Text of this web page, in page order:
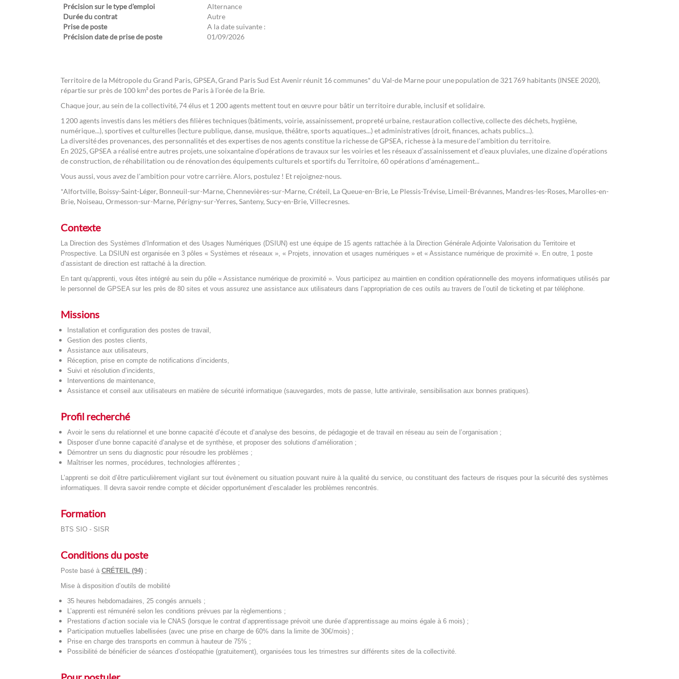
Précision sur le type d'emploi
Alternance
Durée du contrat
Autre
Prise de poste
A la date suivante :
Précision date de prise de poste
01/09/2026
Territoire de la Métropole du Grand Paris, GPSEA, Grand Paris Sud Est Avenir réunit 16 communes* du Val-de Marne pour une population de 321 769 habitants (INSEE 2020),
répartie sur près de 100 km² des portes de Paris à l’orée de la Brie.
Chaque jour, au sein de la collectivité, 74 élus et 1 200 agents mettent tout en œuvre pour bâtir un territoire durable, inclusif et solidaire.
1 200 agents investis dans les métiers des filières techniques (bâtiments, voirie, assainissement, propreté urbaine, restauration collective, collecte des déchets, hygiène,
numérique...), sportives et culturelles (lecture publique, danse, musique, théâtre, sports aquatiques...) et administratives (droit, finances, achats publics...).
La diversité des provenances, des personnalités et des expertises de nos agents constitue la richesse de GPSEA, richesse à la mesure de l'ambition du territoire.
En 2025, GPSEA a réalisé entre autres projets, une soixantaine d’opérations de travaux sur les voiries et les réseaux d’assainissement et d’eaux pluviales, une dizaine d'opérations
de construction, de réhabilitation ou de rénovation des équipements culturels et sportifs du Territoire, 60 opérations d’aménagement...
Vous aussi, vous avez de l'ambition pour votre carrière. Alors, postulez ! Et rejoignez-nous.
*Alfortville, Boissy-Saint-Léger, Bonneuil-sur-Marne, Chennevières-sur-Marne, Créteil, La Queue-en-Brie, Le Plessis-Trévise, Limeil-Brévannes, Mandres-les-Roses, Marolles-en-
Brie, Noiseau, Ormesson-sur-Marne, Périgny-sur-Yerres, Santeny, Sucy-en-Brie, Villecresnes.
Contexte
La Direction des Systèmes d’Information et des Usages Numériques (DSIUN) est une équipe de 15 agents rattachée à la Direction Générale Adjointe Valorisation du Territoire et
Prospective. La DSIUN est organisée en 3 pôles « Systèmes et réseaux », « Projets, innovation et usages numériques » et « Assistance numérique de proximité ». En outre, 1 poste
d’assistant de direction est rattaché à la direction.
En tant qu'apprenti, vous êtes intégré au sein du pôle « Assistance numérique de proximité ». Vous participez au maintien en condition opérationnelle des moyens informatiques utilisés par
le personnel de GPSEA sur les près de 80 sites et vous assurez une assistance aux utilisateurs dans l’appropriation de ces outils au travers de l’outil de ticketing et par téléphone.
Missions
Installation et configuration des postes de travail,
Gestion des postes clients,
Assistance aux utilisateurs,
Réception, prise en compte de notifications d’incidents,
Suivi et résolution d’incidents,
Interventions de maintenance,
Assistance et conseil aux utilisateurs en matière de sécurité informatique (sauvegardes, mots de passe, lutte antivirale, sensibilisation aux bonnes pratiques).
Profil recherché
Avoir le sens du relationnel et une bonne capacité d’écoute et d’analyse des besoins, de pédagogie et de travail en réseau au sein de l’organisation ;
Disposer d’une bonne capacité d’analyse et de synthèse, et proposer des solutions d’amélioration ;
Démontrer un sens du diagnostic pour résoudre les problèmes ;
Maîtriser les normes, procédures, technologies afférentes ;
L’apprenti se doit d’être particulièrement vigilant sur tout évènement ou situation pouvant nuire à la qualité du service, ou constituant des facteurs de risques pour la sécurité des systèmes
informatiques. Il devra savoir rendre compte et décider opportunément d’escalader les problèmes rencontrés.
Formation
BTS SIO - SISR
Conditions du poste
Poste basé à CRÉTEIL (94);
Mise à disposition d’outils de mobilité
35 heures hebdomadaires, 25 congés annuels ;
L’apprenti est rémunéré selon les conditions prévues par la règlementions ;
Prestations d’action sociale via le CNAS (lorsque le contrat d’apprentissage prévoit une durée d’apprentissage au moins égale à 6 mois) ;
Participation mutuelles labellisées (avec une prise en charge de 60% dans la limite de 30€/mois) ;
Prise en charge des transports en commun à hauteur de 75% ;
Possibilité de bénéficier de séances d’ostéopathie (gratuitement), organisées tous les trimestres sur différents sites de la collectivité.